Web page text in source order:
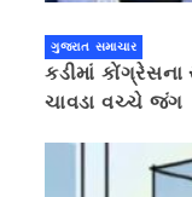
ગુજરાત સમાચાર
કડીમાં
ચાવડા વચ્ચે જંગ